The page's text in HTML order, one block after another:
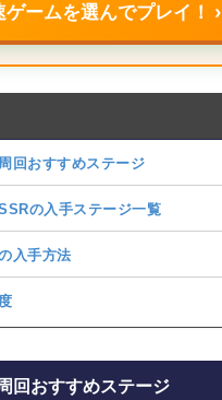
ゲームを選んでプレイ！ ›
回おすすめステージ
の入手ステージ一覧
入手方法
回おすすめステージ